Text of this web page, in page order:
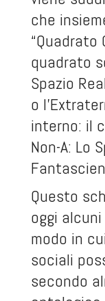
che
“Quadrato
quadrato
Spazio
o
interno: il
Non-A: Lo
Questo
oggi
modo in
sociali
secondo